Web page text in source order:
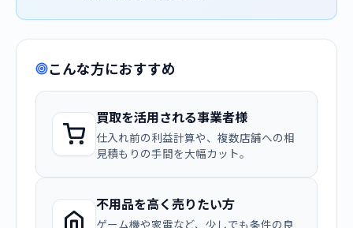
こんな方におすすめ
買取を活用される事業者様
仕入れ前の利益計算や、複数店舗への相
見積もりの手間を大幅カット。
不用品を高く売りたい方
ゲーム機や家電など、少しでも条件の良